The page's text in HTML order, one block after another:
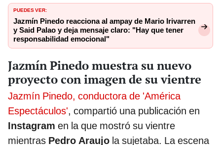
PUEDES VER:
Jazmín Pinedo reacciona al ampay de Mario Irivarren
y Said Palao y deja mensaje claro: "Hay que tener
responsabilidad emocional"
Jazmín Pinedo muestra su nuevo
proyecto con imagen de su vientre
Jazmín Pinedo, conductora de 'América
Espectáculos', compartió una publicación en
Instagram en la que mostró su vientre
mientras Pedro Araujo la sujetaba. La escena